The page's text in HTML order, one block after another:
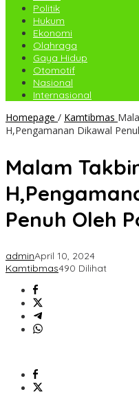
Politik
Hukum
Ekonomi
Olahraga
Gaya Hidup
Otomotif
Nasional
Internasional
Homepage / Kamtibmas
H,Pengamanan Dikawal
Malam
Penuh Oleh
adminApril 10, 2024
Kamtibmas490 Dilihat